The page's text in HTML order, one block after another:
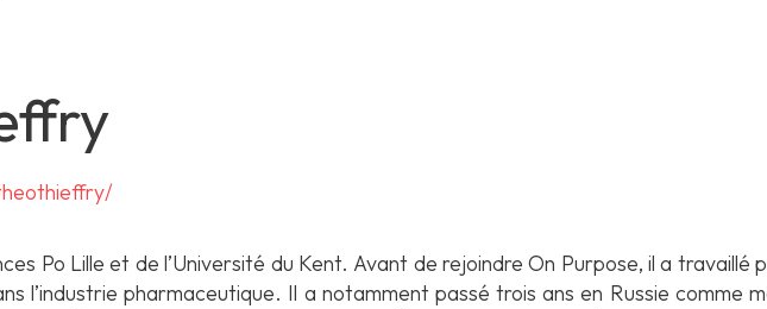
Po Lille et de l’Université du Kent. Avant de rejoindre On Purpose, il a travaillé
l’industrie pharmaceutique. Il a notamment passé trois ans en Russie comme